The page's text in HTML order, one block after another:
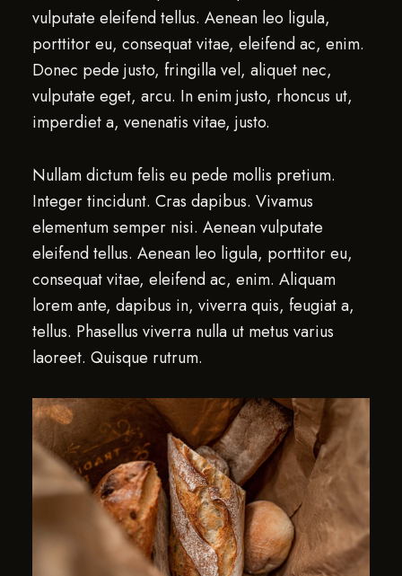
vulputate eleifend tellus. Aenean leo ligula,
porttitor eu, consequat vitae, eleifend ac, enim.
Donec pede justo, fringilla vel, aliquet nec,
vulputate eget, arcu. In enim justo, rhoncus ut,
imperdiet a, venenatis vitae, justo.
Nullam dictum felis eu pede mollis pretium.
Integer tincidunt. Cras dapibus. Vivamus
elementum semper nisi. Aenean vulputate
eleifend tellus. Aenean leo ligula, porttitor eu,
consequat vitae, eleifend ac, enim. Aliquam
lorem ante, dapibus in, viverra quis, feugiat a,
tellus. Phasellus viverra nulla ut metus varius
laoreet. Quisque rutrum.